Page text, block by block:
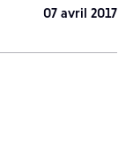
07 avril 2017